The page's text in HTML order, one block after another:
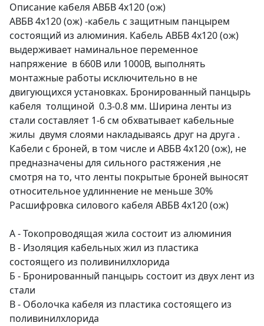
Описание кабеля АВБВ 4х120 (ож)
АВБВ 4х120 (ож) -кабель с защитным панцырем
состоящий из алюминия. Кабель АВБВ 4х120 (ож)
выдерживает наминальное переменное
напряжение в 660В или 1000В, выполнять
монтажные работы исключительно в не
двигующихся установках. Бронированный панцырь
кабеля толщиной 0.3-0.8 мм. Ширина ленты из
стали составляет 1-6 см обхватывает кабельные
жилы двумя слоями накладываясь друг на друга .
Кабели с броней, в том числе и АВБВ 4х120 (ож), не
предназначены для сильного растяжения ,не
смотря на то, что ленты покрытые броней выносят
относительное удлиннение не меньше 30%
Расшифровка силового кабеля АВБВ 4х120 (ож)
А - Токопроводящая жила состоит из алюминия
В - Изоляция кабельных жил из пластика
состоящего из поливинилхлорида
Б - Бронированный панцырь состоит из двух лент из
стали
В - Оболочка кабеля из пластика состоящего из
поливинилхлорида